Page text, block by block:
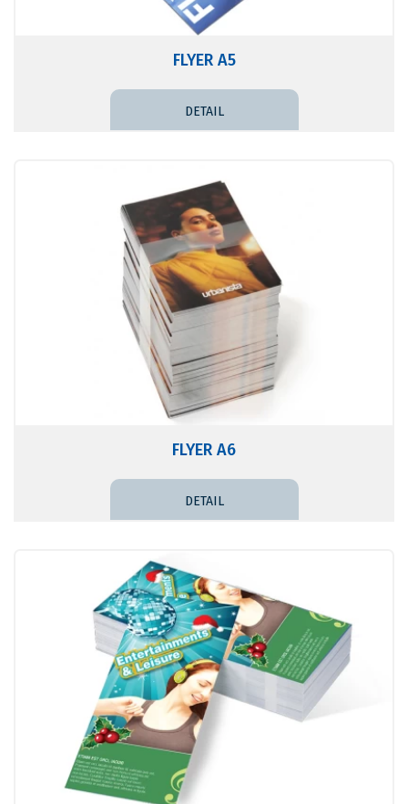
FLYER A5
FLYER A6